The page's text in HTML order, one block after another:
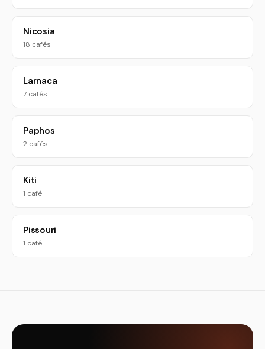
Nicosia
18 cafés
Larnaca
7 cafés
Paphos
2 cafés
Kiti
1 café
Pissouri
1 café